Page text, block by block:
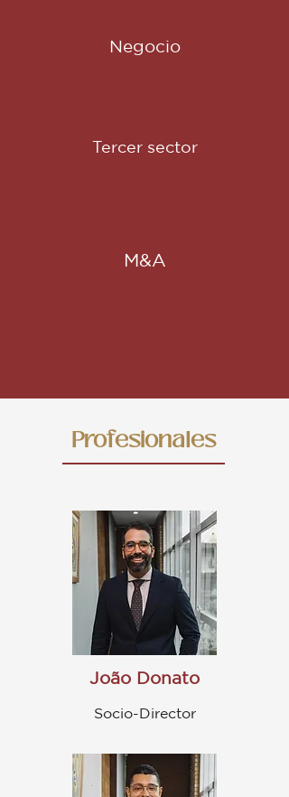
Negocio
Tercer sector
M&A
Profesionales
João Donato
Socio-Director